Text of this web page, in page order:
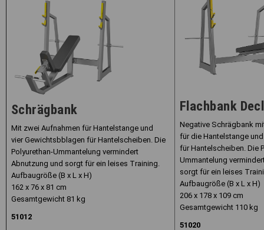
Schrägbank
Mit zwei Aufnahmen für Hantelstange und
vier Gewichtsbblagen für Hantelscheiben. Die
Polyurethan-Ummantelung vermindert
Abnutzung und sorgt für ein leises Training.
Aufbaugröße (B x L x H)
162 x 76 x 81 cm
Gesamtgewicht 81 kg
51012
Flachbank
Negative Schrägbank
für die Hantelstange
für Hantelscheiben. Die
Ummantelung
sorgt für ein leises
Aufbaugröße (B x L x H)
206 x 178 x 109 cm
Gesamtgewicht 110 kg
51020